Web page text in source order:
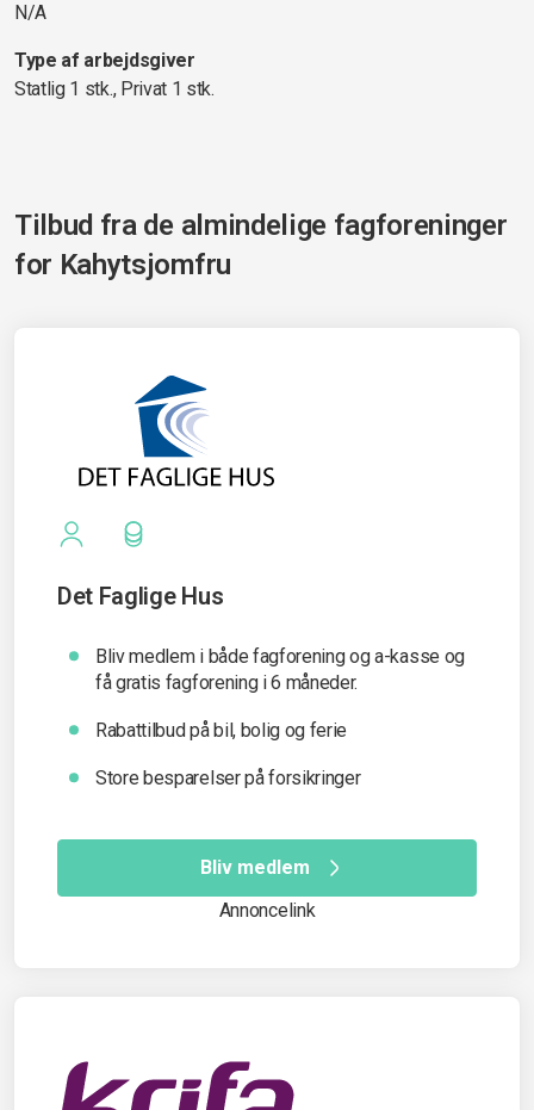
N/A
Type af arbejdsgiver
Statlig 1 stk., Privat 1 stk.
Tilbud fra de almindelige fagforeninger
for Kahytsjomfru
Det Faglige Hus
Bliv medlem i både fagforening og a-kasse og
få gratis fagforening i 6 måneder.
Rabattilbud på bil, bolig og ferie
Store besparelser på forsikringer
Bliv medlem
Annoncelink